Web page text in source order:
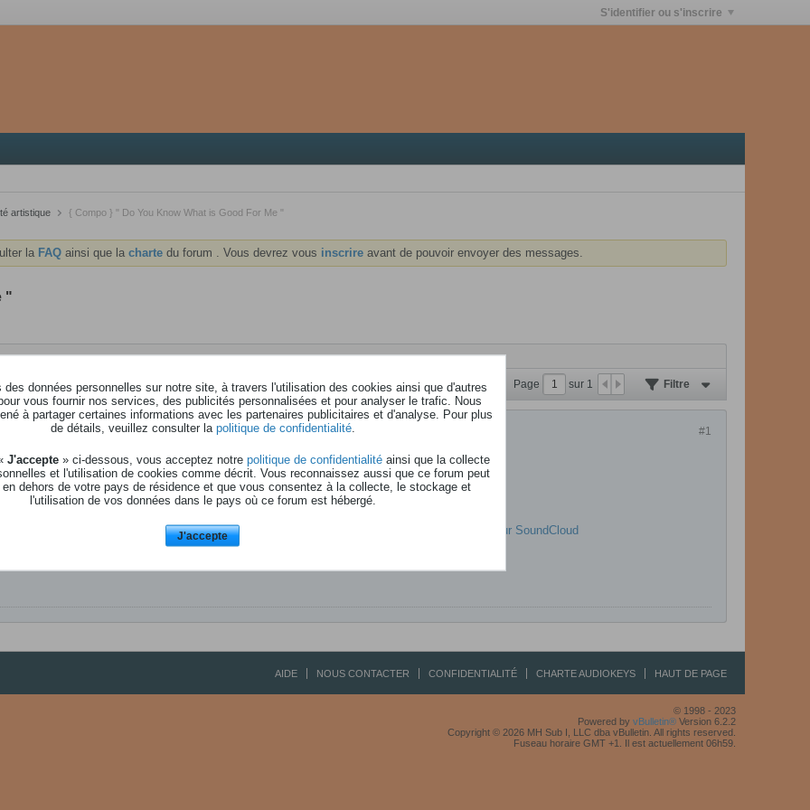
S'identifier ou s'inscrire
artistique { Compo } " Do You Know What is Good For Me "
la FAQ ainsi que la charte du forum . Vous devrez vous inscrire avant de pouvoir envoyer des messages.
"
Page sur 1 Filtre
#1
What is Good For Me "
pas peur des dissonances, du bizarre, du pas ordinaire ...
Good For Me - Romain Deshamps - Juillet 2022 par kurtsolo | Écoutez en ligne gratuitement sur SoundCloud
AIDE NOUS CONTACTER CONFIDENTIALITÉ CHARTE AUDIOKEYS HAUT DE PAGE
© 1998 - 2023
Powered by vBulletin® Version 6.2.2
Copyright © 2026 MH Sub I, LLC dba vBulletin. All rights reserved.
Fuseau horaire GMT +1. Il est actuellement 06h59.
des données personnelles sur notre site, à travers l'utilisation des cookies ainsi que d'autres
vous fournir nos services, des publicités personnalisées et pour analyser le trafic. Nous
à partager certaines informations avec les partenaires publicitaires et d'analyse. Pour plus
de détails, veuillez consulter la politique de confidentialité.
J'accepte » ci-dessous, vous acceptez notre politique de confidentialité ainsi que la collecte
et l'utilisation de cookies comme décrit. Vous reconnaissez aussi que ce forum peut
en dehors de votre pays de résidence et que vous consentez à la collecte, le stockage et
l'utilisation de vos données dans le pays où ce forum est hébergé.
J'accepte